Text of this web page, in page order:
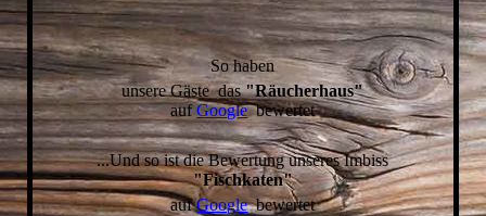
So haben
unsere Gäste das"Räucherhaus"
aufGooglebewertet
...Und so ist die Bewertung unseres Imbiss
"Fischkaten"
aufGooglebewertet